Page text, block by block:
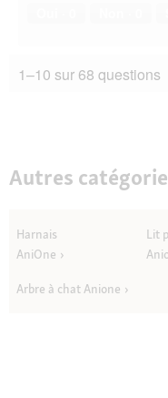
1–10 sur 68 questions
Autres
Harnais
AniOne
Lit
Arbre à chat Anione